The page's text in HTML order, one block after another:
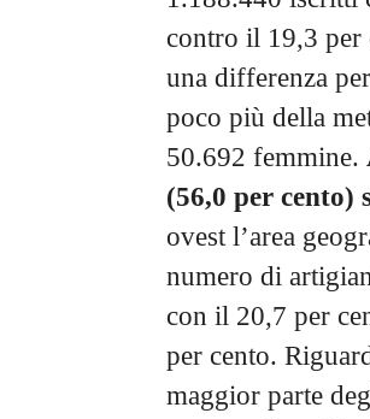
contro il 19,3 per
una differenza
poco più della
50.692 femmine.
(56,0 per cento)
ovest l’area
numero di
con il 20,7 per
per cento.
maggior parte